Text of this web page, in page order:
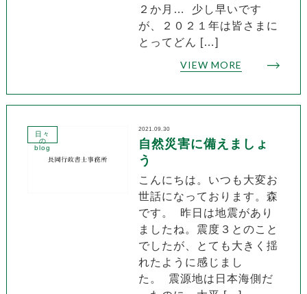
２か月… 少し早いです
が、２０２１年は皆さまに
とってどん […]
VIEW MORE
日々
の
blog
2021.09.30
自然災害に備えましょ
う
こんにちは。いつも大変お
世話になっております。森
です。 昨日は地震があり
ましたね。震度３とのこと
でしたが、とても大きく揺
れたように感じまし
た。 震源地は日本海側だ